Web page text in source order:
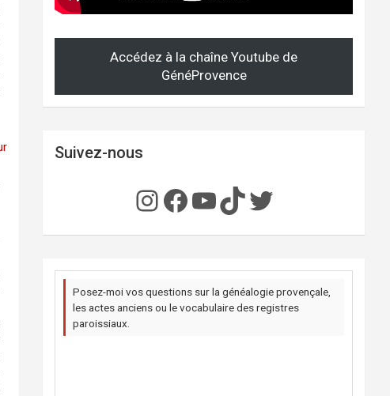
Accédez à la chaîne Youtube de
GénéProvence
Suivez-nous
Instagram
Facebook
YouTube
TikTok
Twitter
Posez-moi vos questions sur la généalogie provençale,
les actes anciens ou le vocabulaire des registres
paroissiaux.